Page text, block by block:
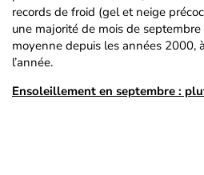
records de froid (gel et neige
une majorité de mois de
moyenne depuis les années 2000,
l’année.
Ensoleillement en septembre :